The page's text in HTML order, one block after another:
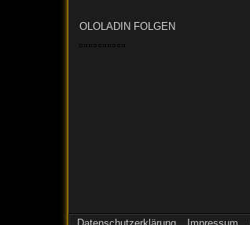
OLOLADIN FOLGEN